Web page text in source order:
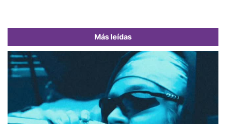
Más leídas